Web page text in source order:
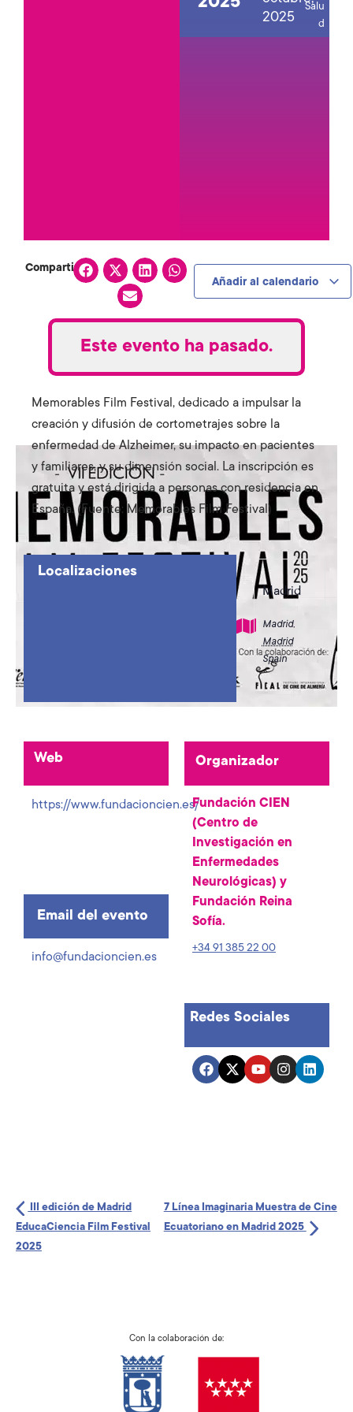
2025
Salu
d
Compartir:
Añadir al calendario
Este evento ha pasado.
Memorables Film Festival, dedicado a impulsar la
creación y difusión de cortometrajes sobre la
enfermedad de Alzheimer, su impacto en pacientes
y familiares, y su dimensión social. La inscripción es
gratuita y está dirigida a personas con residencia en
España. (Fuente: Memorables Film Festival)
Localizaciones
Madrid
Madrid,
Madrid
Spain
Web
https://www.fundacioncien.es/
Email del evento
info@fundacioncien.es
Organizador
Fundación CIEN
(Centro de
Investigación en
Enfermedades
Neurológicas) y
Fundación Reina
Sofía.
+34 91 385 22 00
Redes Sociales
III edición de Madrid
EducaCiencia Film Festival
2025
7 Línea Imaginaria Muestra de Cine
Ecuatoriano en Madrid 2025
Con la colaboración de: